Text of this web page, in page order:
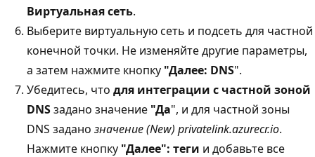
Виртуальная сеть.
Выберите виртуальную сеть и подсеть для частной
конечной точки. Не изменяйте другие параметры,
а затем нажмите кнопку "Далее: DNS".
Убедитесь, что для интеграции с частной зоной
DNSзадано значение "Да", и для частной зоны
DNS задано значение (New) privatelink.azurecr.io.
Нажмите кнопку "Далее": теги и добавьте все